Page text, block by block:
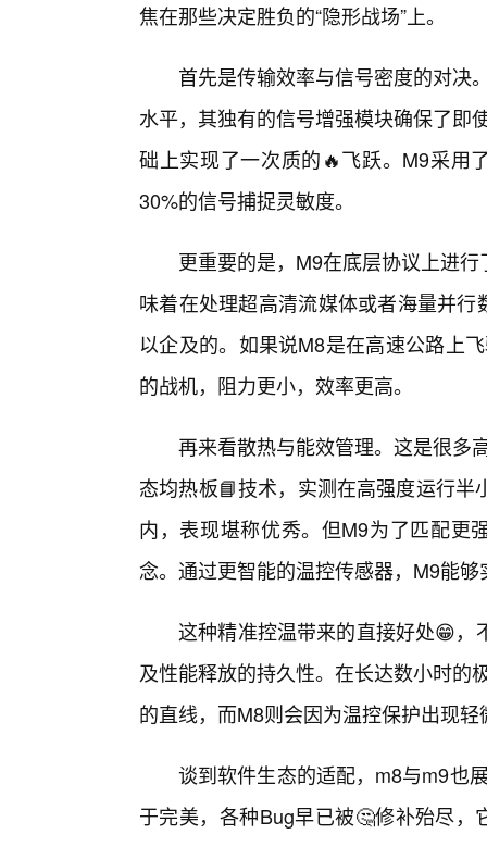
焦在那些决定胜负的“隐形战场”上。
首先是传输效率与信号密度的对决
水平，其独有的信号增强模块确保了即
础上实现了一次质的🔥飞跃。M9采用
30%的信号捕捉灵敏度。
更重要的是，M9在底层协议上进
味着在处理超高清流媒体或者海量并
以企及的。如果说M8是在高速公路上
的战机，阻力更小，效率更高。
再来看散热与能效管理。这是很多
态均热板📘技术，实测在高强度运行
内，表现堪称优秀。但M9为了匹配更
念。通过更智能的温控传感器，M9能
这种精准控温带来的直接好处😁，
及性能释放的持久性。在长达数小时的
的直线，而M8则会因为温控保护出现轻
谈到软件生态的适配，m8与m9也
于完美，各种Bug早已被🤔修补殆尽，